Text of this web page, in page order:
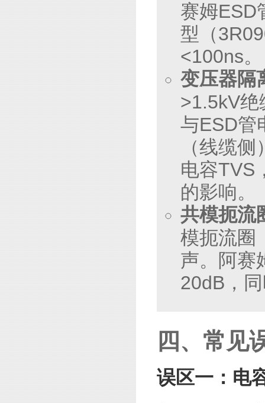
赛姆ESD
型（
<100ns。
变压器隔
>1.5kV
与ESD管
（线缆
电容TVS
的影响。
共模扼流
模扼流圈
声。阿赛
20dB，
四、常见
误区一：电